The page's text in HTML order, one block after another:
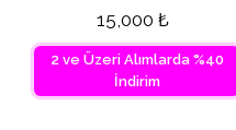
15,000 ₺
2 ve Üzeri Alımlarda %40
İndirim